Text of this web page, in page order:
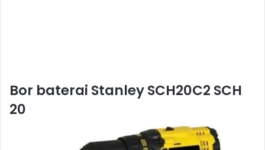
Bor baterai Stanley SCH20C2 SCH
20